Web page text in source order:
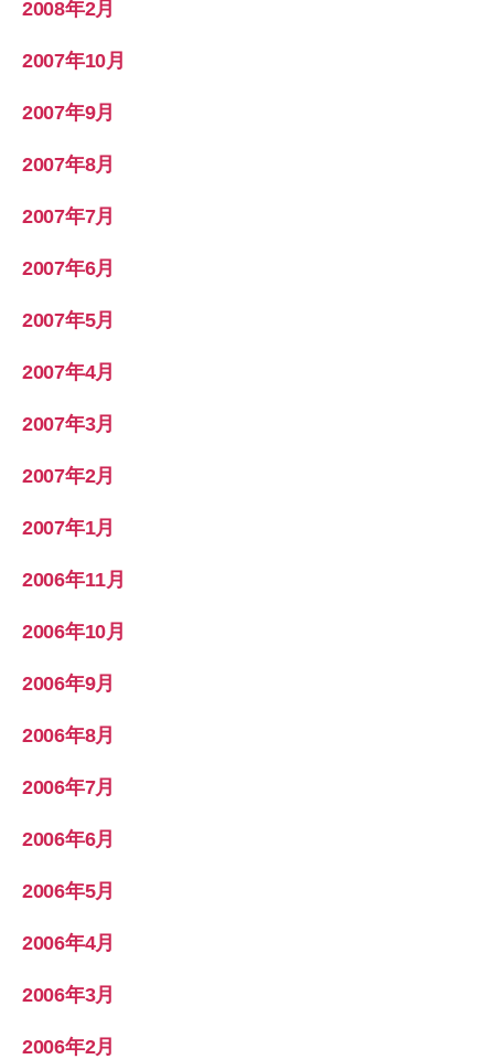
2008年2月
2007年10月
2007年9月
2007年8月
2007年7月
2007年6月
2007年5月
2007年4月
2007年3月
2007年2月
2007年1月
2006年11月
2006年10月
2006年9月
2006年8月
2006年7月
2006年6月
2006年5月
2006年4月
2006年3月
2006年2月